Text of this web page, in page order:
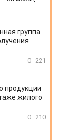
группа
0 221
продукции
жилого
0 210